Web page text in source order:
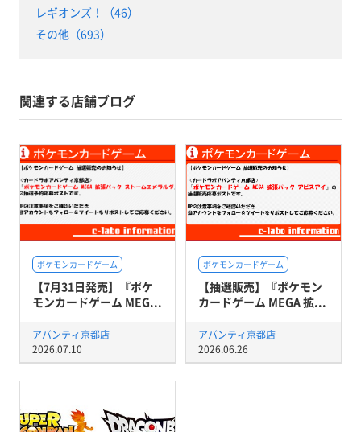
レギオンズ！（46）
その他（693）
関連する店舗ブログ
ポケモンカードゲーム
【7月31日発売】『ポケ
モンカードゲーム MEG...
アバンティ京都店
2026.07.10
ポケモンカードゲーム
【抽選販売】『ポケモン
カードゲーム MEGA 拡...
アバンティ京都店
2026.06.26